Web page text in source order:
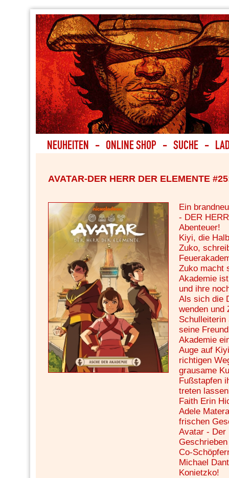
AVATAR-DER HERR DER ELEMENTE
Ein
- DER
Abenteuer!
Kiyi, die
Zuko,
Zuko macht
Akademie
und ihre
Als sich die
wenden und
Schulleiterin
seine
Akademie
Auge auf
richtigen
grausame
Fußstapfen
treten
Faith Erin
Adele
frischen
Avatar - Der
Co-
Michael
Konietzko!